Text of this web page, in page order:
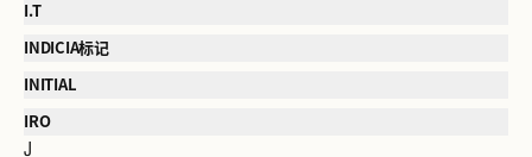
I.T
INDICIA标记
INITIAL
IRO
J